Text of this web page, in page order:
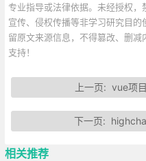
专业指导或法律依据。未经授权
宣传、侵权传播等非学习研究目
留原文来源信息，不得篡改、删
支持！
上一页: vue项
下一页:
相关推荐